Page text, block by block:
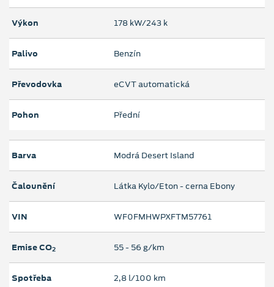
Výkon 178 kW/243 k
Palivo Benzín
Převodovka eCVT automatická
Pohon Přední
Barva Modrá Desert Island
Čalounění Látka Kylo/Eton - cerna Ebony
VIN WF0FMHWPXFTM57761
Emise CO2 55 ‐ 56 g/km
Spotřeba 2,8 l/100 km